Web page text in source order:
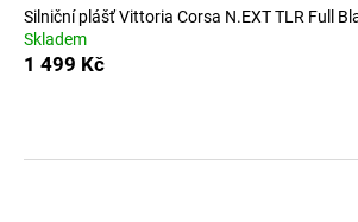
Silniční plášť Vittoria Corsa N.EXT TLR Full
Skladem
1 499 Kč